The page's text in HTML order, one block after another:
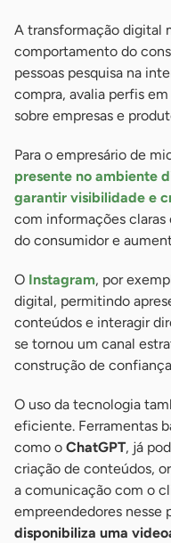
A transformação digital
comportamento do
pessoas pesquisa na
compra, avalia perfis
sobre empresas e
Para o empresário de
presente no ambiente
garantir visibilidade e
com informações claras
do consumidor e
O Instagram, por
digital, permitindo
conteúdos e interagir
se tornou um canal
construção de
O uso da tecnologia
eficiente. Ferramentas
como o ChatGPT, já
criação de conteúdos,
a comunicação com o
empreendedores nesse
disponibiliza uma